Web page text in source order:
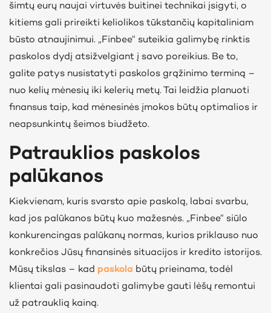
šimtų eurų naujai virtuvės buitinei technikai įsigyti, o
kitiems gali prireikti keliolikos tūkstančių kapitaliniam
būsto atnaujinimui. „Finbee“ suteikia galimybę rinktis
paskolos dydį atsižvelgiant į savo poreikius. Be to,
galite patys nusistatyti paskolos grąžinimo terminą –
nuo kelių mėnesių iki kelerių metų. Tai leidžia planuoti
finansus taip, kad mėnesinės įmokos būtų optimalios ir
neapsunkintų šeimos biudžeto.
Patrauklios paskolos
palūkanos
Kiekvienam, kuris svarsto apie paskolą, labai svarbu,
kad jos palūkanos būtų kuo mažesnės. „Finbee“ siūlo
konkurencingas palūkanų normas, kurios priklauso nuo
konkrečios Jūsų finansinės situacijos ir kredito istorijos.
Mūsų tikslas – kad paskola būtų prieinama, todėl
klientai gali pasinaudoti galimybe gauti lėšų remontui
už patrauklią kainą.